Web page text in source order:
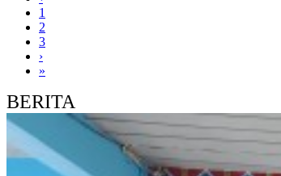
1
2
3
›
»
BERITA